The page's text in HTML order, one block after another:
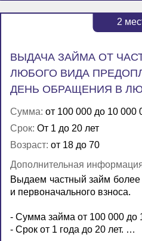
2
ВЫДАЧА ЗАЙМА ОТ
ЛЮБОГО ВИДА
ДЕНЬ ОБРАЩЕНИЯ В
Сумма: от 100 000 до 10 000
Срок: От 1 до 20 лет
Возраст: от 18 до 70
Дополнительная
Выдаем частный займ более
и первоначального взноса.
- Сумма займа от 100 000 до
- Срок от 1 года до 20 лет. …